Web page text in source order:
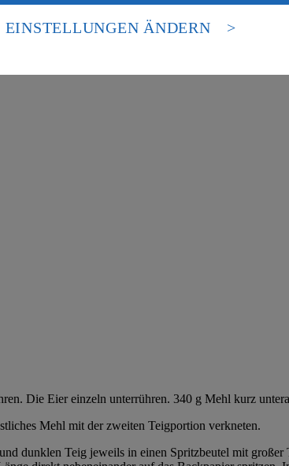
Die Eier einzeln unterrühren. 340 g Mehl kurz
Mehl mit der zweiten Teigportion verkneten.
dunklen Teig jeweils in einen Spritzbeutel mit
Standards nicht angemessenen Datenschutzniveau an. Es
US-amerikanische Behörden.
EINSTELLUNGEN ÄNDERN